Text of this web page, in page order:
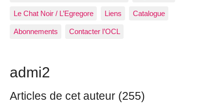
Le Chat Noir / L’Egregore Liens Catalogue
Abonnements Contacter l’OCL
admi2
Articles de cet auteur (255)